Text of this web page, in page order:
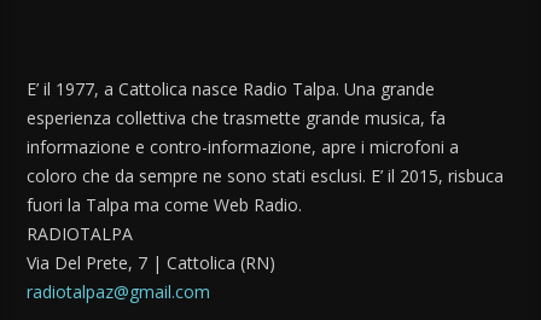
E’ il 1977, a Cattolica nasce Radio Talpa. Una grande
esperienza collettiva che trasmette grande musica, fa
informazione e contro-informazione, apre i microfoni a
coloro che da sempre ne sono stati esclusi. E’ il 2015, risbuca
fuori la Talpa ma come Web Radio.
RADIOTALPA
Via Del Prete, 7 | Cattolica (RN)
radiotalpaz@gmail.com